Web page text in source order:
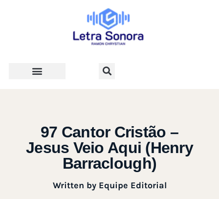
97 Cantor Cristão –
Jesus Veio Aqui (Henry
Barraclough)
Written byEquipe Editorial